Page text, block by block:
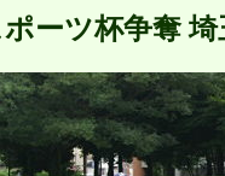
ーツ杯争奪